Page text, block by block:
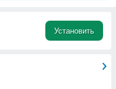
Установить